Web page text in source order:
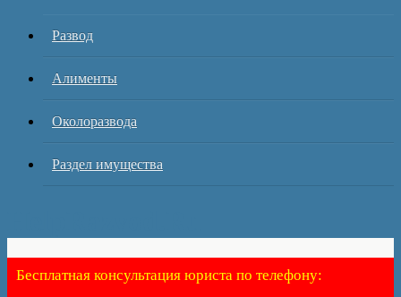
Развод
Алименты
Околоразвода
Раздел имущества
Бесплатная консультация юриста по телефону: